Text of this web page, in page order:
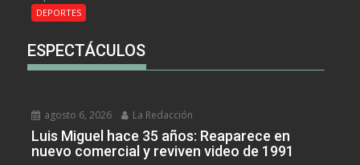
DEPORTES
ESPECTÁCULOS
agosto 6, 2026 La Redacción
Luis Miguel hace 35 años: Reaparece en
nuevo comercial y reviven video de 1991